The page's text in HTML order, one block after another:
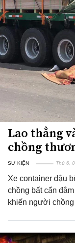
Lao thẳng
chồng
SỰ KIỆN Thứ 6,
Xe container đậu
chồng bất cẩn
khiến người